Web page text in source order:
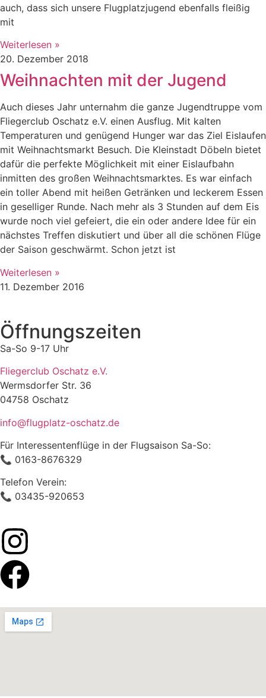
auch, dass sich unsere Flugplatzjugend ebenfalls fleißig
mit
Weiterlesen »
20. Dezember 2018
Weihnachten mit der Jugend
Auch dieses Jahr unternahm die ganze Jugendtruppe vom
Fliegerclub Oschatz e.V. einen Ausflug. Mit kalten
Temperaturen und genügend Hunger war das Ziel Eislaufen
mit Weihnachtsmarkt Besuch. Die Kleinstadt Döbeln bietet
dafür die perfekte Möglichkeit mit einer Eislaufbahn
inmitten des großen Weihnachtsmarktes. Es war einfach
ein toller Abend mit heißen Getränken und leckerem Essen
in geselliger Runde. Nach mehr als 3 Stunden auf dem Eis
wurde noch viel gefeiert, die ein oder andere Idee für ein
nächstes Treffen diskutiert und über all die schönen Flüge
der Saison geschwärmt. Schon jetzt ist
Weiterlesen »
11. Dezember 2016
Öffnungszeiten
Sa-So 9-17 Uhr
Fliegerclub Oschatz e.V.
Wermsdorfer Str. 36
04758 Oschatz
info@flugplatz-oschatz.de
Für Interessentenflüge in der Flugsaison Sa-So:
📞 0163-8676329
Telefon Verein:
📞 03435-920653